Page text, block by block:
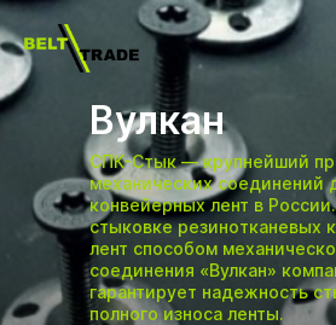
Вулкан
СПК-Стык — крупнейший
механических соединений
конвейерных лент в
стыковке резинотканевых
лент способом
соединения «Вулкан»
гарантирует надежность
полного износа ленты.